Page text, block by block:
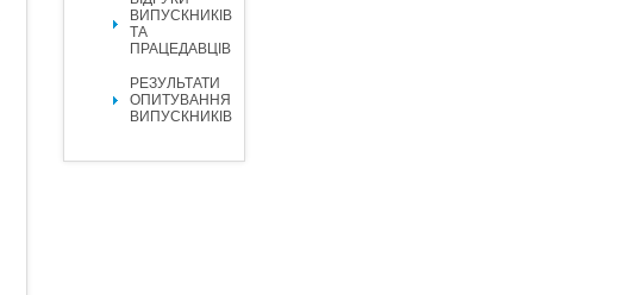
ВИПУСКНИКІВ
ТА
ПРАЦЕДАВЦІВ
РЕЗУЛЬТАТИ
ОПИТУВАННЯ
ВИПУСКНИКІВ